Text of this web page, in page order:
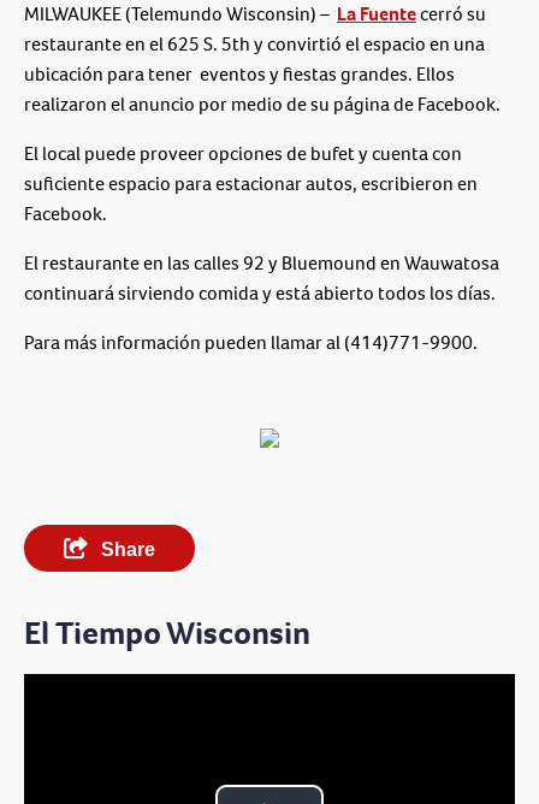
MILWAUKEE (Telemundo Wisconsin) – La Fuentecerró su
restaurante en el 625 S. 5th y convirtió el espacio en una
ubicación para tener eventos y fiestas grandes. Ellos
realizaron el anuncio por medio de su página de Facebook.
El local puede proveer opciones de bufet y cuenta con
suficiente espacio para estacionar autos, escribieron en
Facebook.
El restaurante en las calles 92 y Bluemound en Wauwatosa
continuará sirviendo comida y está abierto todos los días.
Para más información pueden llamar al (414)771-9900.
Share
El Tiempo Wisconsin